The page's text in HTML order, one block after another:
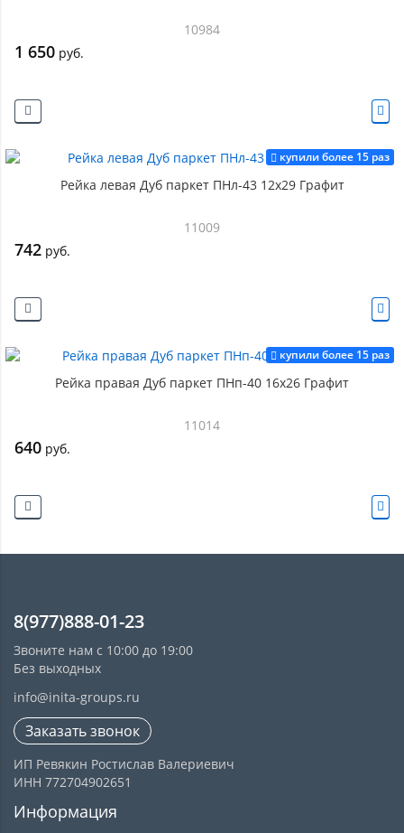
10984
1 650 руб.
купили более 15 раз
Рейка левая Дуб паркет ПНл-43 12х29 Графит
11009
742 руб.
купили более 15 раз
Рейка правая Дуб паркет ПНп-40 16х26 Графит
11014
640 руб.
8(977)888-01-23
Звоните нам с 10:00 до 19:00
Без выходных
info@inita-groups.ru
Заказать звонок
ИП Ревякин Ростислав Валериевич
ИНН 772704902651
Информация